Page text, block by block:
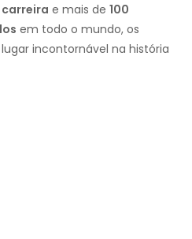
carreira e mais de 100
em todo o mundo, os
incontornável na história